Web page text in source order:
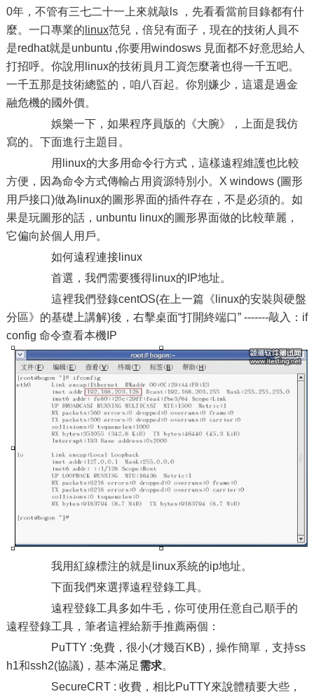
0年，不管有三七二十一上來就敲ls ，先看看當前目錄都有什
麼。一口專業的 linux范兒，倍兒有面子，現在的技術人員不
是redhat就是unbuntu ,你要用windosws 見面都不好意思給人
打招呼。你說用linux的技術員月工資怎麼著也得一千五吧。
一千五那是技術總監的，咱八百起。你別嫌少，這還是過金
融危機的國外價。
娛樂一下，如果程序員版的《大腕》，上面是我仿
寫的。下面進行主題目。
用linux的大多用命令行方式，這樣遠程維護也比較
方便，因為命令方式傳輸占用資源特別小。X windows (圖形
用戶接口)做為linux的圖形界面的插件存在，不是必須的。如
果是玩圖形的話，unbuntu linux的圖形界面做的比較華麗，
它偏向於個人用戶。
如何遠程連接linux
首選，我們需要獲得linux的IP地址。
這裡我們登錄centOS(在上一篇《linux的安裝與硬盤
分區》的基礎上講解)後，右擊桌面“打開終端口” -------敲入：if
config 命令查看本機IP
我用紅線標注的就是linux系統的ip地址。
下面我們來選擇遠程登錄工具。
遠程登錄工具多如牛毛，你可使用任意自己順手的
遠程登錄工具，筆者這裡給新手推薦兩個：
PuTTY :免費，很小(才幾百KB)，操作簡單，支持ss
h1和ssh2(協議)，基本滿足需求。
SecureCRT : 收費，相比PuTTY來說體積要大些，